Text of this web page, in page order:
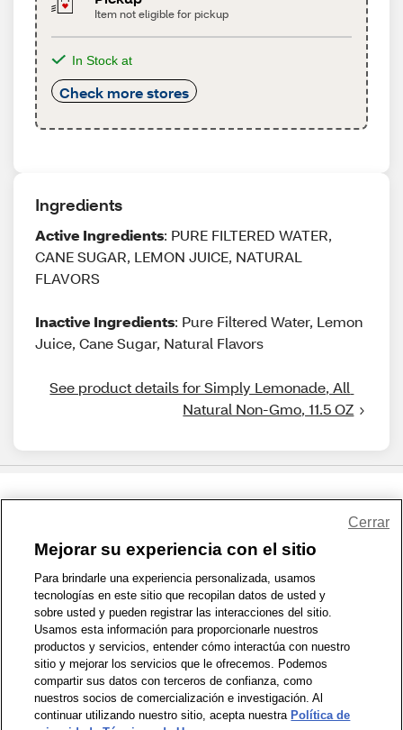
Item not eligible for pickup
In Stock at
Check more stores
Ingredients
Active Ingredients: PURE FILTERED WATER,
CANE SUGAR, LEMON JUICE, NATURAL
FLAVORS
Inactive Ingredients: Pure Filtered Water, Lemon
Juice, Cane Sugar, Natural Flavors
See product details for Simply Lemonade, All
Natural Non-Gmo, 11.5 OZ
1-800-679-9691 | Contáctenos | Términos de Uso | Accesibilidad
Política de Privacidad | WA Privacy Policy | Mapa del sitio
Zona de Bienestar | © 1999 - 2026 CVS.com
Mejorar su experiencia con el sitio
Para brindarle una experiencia personalizada, usamos
tecnologías en este sitio que recopilan datos de usted y
sobre usted y pueden registrar las interacciones del sitio.
Usamos esta información para proporcionarle nuestros
productos y servicios, entender cómo interactúa con nuestro
sitio y mejorar los servicios que le ofrecemos. Podemos
compartir sus datos con terceros de confianza, como
nuestros socios de comercialización e investigación. Al
continuar utilizando nuestro sitio, acepta nuestra Política de
Cerrar